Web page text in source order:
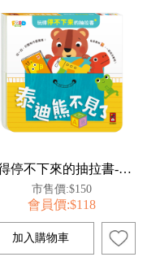
玩得停不下來的抽拉書-泰迪熊不見了
市售價:$150
會員價:$118